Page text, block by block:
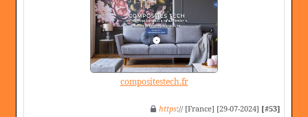
compositestech.fr
https:// [France] [29-07-2024] [#53]